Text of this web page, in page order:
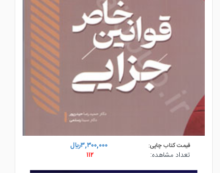
قیمت کتاب چاپی:
۳,۳۰۰,۰۰۰ريال
تعداد مشاهده:
۱۱۲